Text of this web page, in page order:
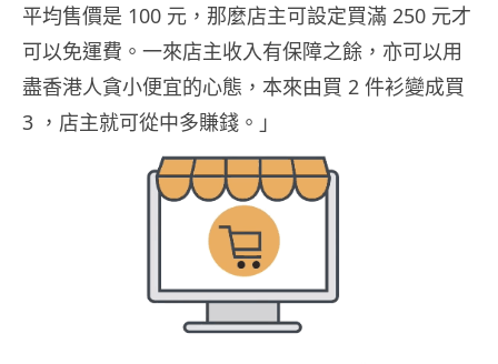
平均售價是 100 元，那麼店主可設定買滿 250 元才
可以免運費。一來店主收入有保障之餘，亦可以用
盡香港人貪小便宜的心態，本來由買 2 件衫變成買
3 ，店主就可從中多賺錢。」